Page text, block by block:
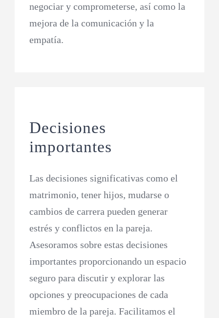
negociar y comprometerse, así como la
mejora de la comunicación y la
empatía.
Decisiones
importantes
Las decisiones significativas como el
matrimonio, tener hijos, mudarse o
cambios de carrera pueden generar
estrés y conflictos en la pareja.
Asesoramos sobre estas decisiones
importantes proporcionando un espacio
seguro para discutir y explorar las
opciones y preocupaciones de cada
miembro de la pareja. Facilitamos el